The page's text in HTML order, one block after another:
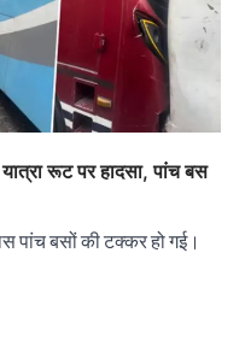
रूट पर हादसा, पांच बस
पांच बसों की टक्कर हो गई।